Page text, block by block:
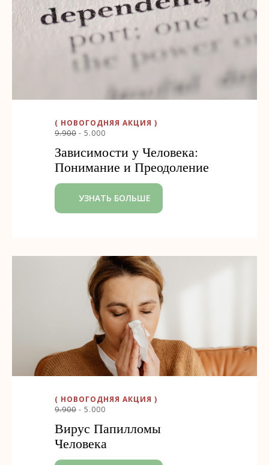
( НОВОГОДНЯЯ АКЦИЯ )
9.900 - 5.000
Зависимости у Человека:
Понимание и Преодоление
УЗНАТЬ БОЛЬШЕ
( НОВОГОДНЯЯ АКЦИЯ )
9.900 - 5.000
Вирус Папилломы
Человека